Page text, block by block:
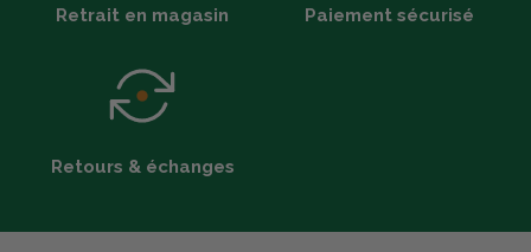
Retrait en magasin Paiement sécurisé
Retours & échanges